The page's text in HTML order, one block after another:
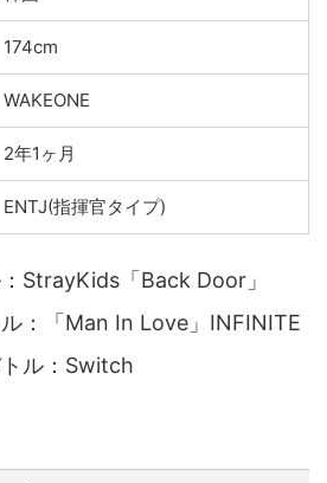
174cm
WAKEONE
2年1ヶ月
ENTJ(指揮官タイプ)
StrayKids「Back Door」
：「Man In Love」INFINITE
ル： Switch